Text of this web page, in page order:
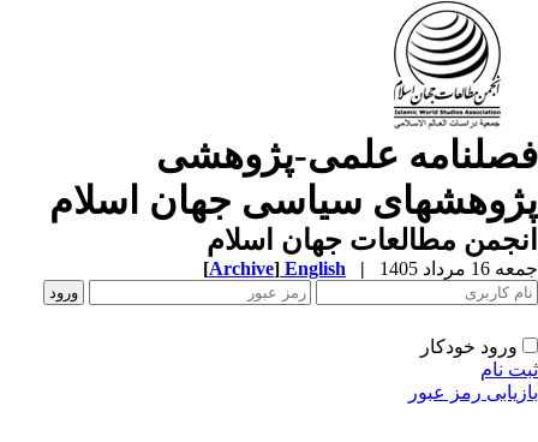
علمی-پژوهشی
سیاسی جهان اسلام
مطالعات جهان اسلام
مرداد 1405 |
English
[Archive]
ورود خودکار
نام
رمز عبور